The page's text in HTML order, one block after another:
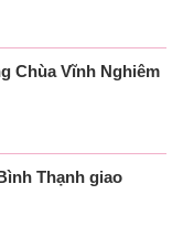
Chùa Vĩnh Nghiêm
Thạnh giao